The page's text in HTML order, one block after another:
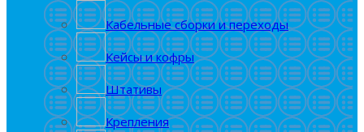
Кабельные сборки и переходы
Кейсы и кофры
Штативы
Крепления